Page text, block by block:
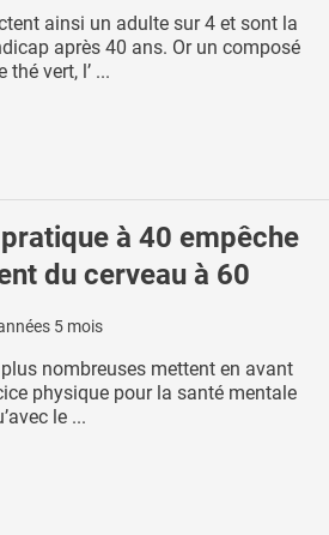
ainsi un adulte sur 4 et sont la
après 40 ans. Or un composé
vert, l’ ...
pratique à 40 empêche
du cerveau à 60
5 mois
nombreuses mettent en avant
physique pour la santé mentale
le ...